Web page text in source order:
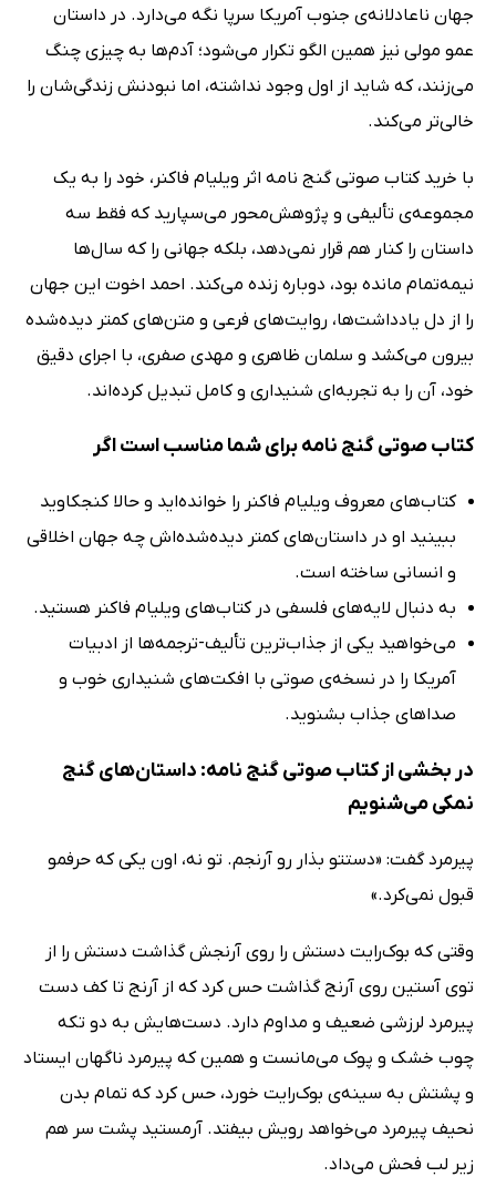
جهان ناعادلانه‌ی جنوب آمریکا سرپا نگه می‌دارد. در داستان
عمو مولی نیز همین الگو تکرار می‌شود؛ آدم‌ها به چیزی چنگ
می‌زنند، که شاید از اول وجود نداشته، اما نبودنش زندگی‌شان را
خالی‌تر می‌کند.
با خرید کتاب صوتی گنج نامه اثر ویلیام فاکنر، خود را به یک
مجموعه‌ی تألیفی و پژوهش‌محور می‌سپارید که فقط سه
داستان را کنار هم قرار نمی‌دهد، بلکه جهانی را که سال‌ها
نیمه‌تمام مانده بود، دوباره زنده می‌کند. احمد اخوت این جهان
را از دل یادداشت‌ها، روایت‌های فرعی و متن‌های کمتر دیده‌شده
بیرون می‌کشد و سلمان ظاهری و مهدی صفری، با اجرای دقیق
خود، آن را به تجربه‌ای شنیداری و کامل تبدیل کرده‌اند.
کتاب صوتی گنج نامه برای شما مناسب است اگر
کتاب‌های معروف ویلیام فاکنر را خوانده‌اید و حالا کنجکاوید
ببینید او در داستان‌های کمتر دیده‌شده‌اش چه جهان اخلاقی
و انسانی ساخته است.
به دنبال لایه‌های فلسفی در کتاب‌های ویلیام فاکنر هستید.
می‌خواهید یکی از جذاب‌ترین تألیف‌-ترجمه‌ها از ادبیات
آمریکا را در نسخه‌ی صوتی با افکت‌های شنیداری خوب و
صداهای جذاب بشنوید.
در بخشی از کتاب صوتی گنج نامه: داستان‌های گنج
نمکی می‌شنویم
پیرمرد گفت: «دستتو بذار رو آرنجم. تو نه، اون یکی که حرفمو
قبول نمی‌کرد.»
وقتی که بوک‌رایت دستش را روی آرنجش گذاشت دستش را از
توی آستین روی آرنج گذاشت حس کرد که از آرنج‌ تا کف دست
پیرمرد لرزشی ضعیف و مداوم دارد. دست‌هایش به دو تکه
چوب خشک و پوک می‌مانست و همین که پیرمرد ناگهان ایستاد
و پشتش به سینه‌ی بوک‌رایت خورد، حس کرد که تمام بدن
نحیف پیرمرد می‌خواهد رویش بیفتد. آرمستید پشت سر هم
زیر لب فحش می‌داد.